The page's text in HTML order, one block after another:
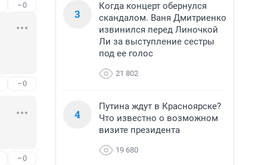
–0
–0
–0
3
Когда концерт обернулся
скандалом. Ваня Дмитриенко
извинился перед Линочкой
Ли за выступление сестры
под ее голос
21 802
4
Путина ждут в Красноярске?
Что известно о возможном
визите президента
19 680